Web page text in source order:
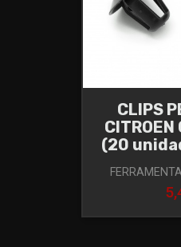
CLIPS
(20